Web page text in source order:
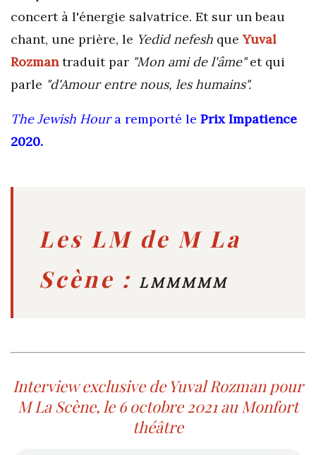
concert à l'énergie salvatrice. Et sur un beau
chant, une prière, le Yedid nefesh queYuval
Rozmantraduit par "Mon ami de l'âme"et qui
parle "d'Amour entre nous, les humains".
The Jewish Houra remporté le Prix Impatience
2020.
Les LM de M La
Scène : LMMMMM
Interview exclusive de Yuval Rozman pour
M La Scène, le 6 octobre 2021 au Monfort
théâtre